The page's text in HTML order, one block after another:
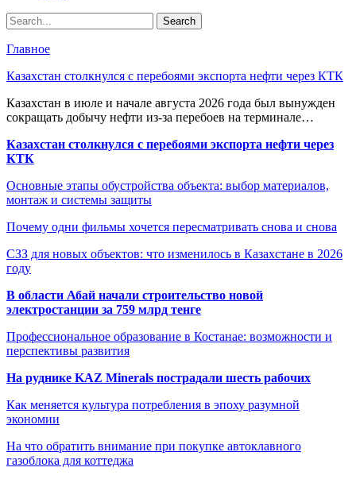
Главное
Казахстан столкнулся с перебоями экспорта нефти через КТК
Казахстан в июле и начале августа 2026 года был вынужден
сокращать добычу нефти из-за перебоев на терминале…
Казахстан столкнулся с перебоями экспорта нефти через
КТК
Основные этапы обустройства объекта: выбор материалов,
монтаж и системы защиты
Почему одни фильмы хочется пересматривать снова и снова
СЗЗ для новых объектов: что изменилось в Казахстане в 2026
году
В области Абай начали строительство новой
электростанции за 759 млрд тенге
Профессиональное образование в Костанае: возможности и
перспективы развития
На руднике KAZ Minerals пострадали шесть рабочих
Как меняется культура потребления в эпоху разумной
экономии
На что обратить внимание при покупке автоклавного
газоблока для коттеджа